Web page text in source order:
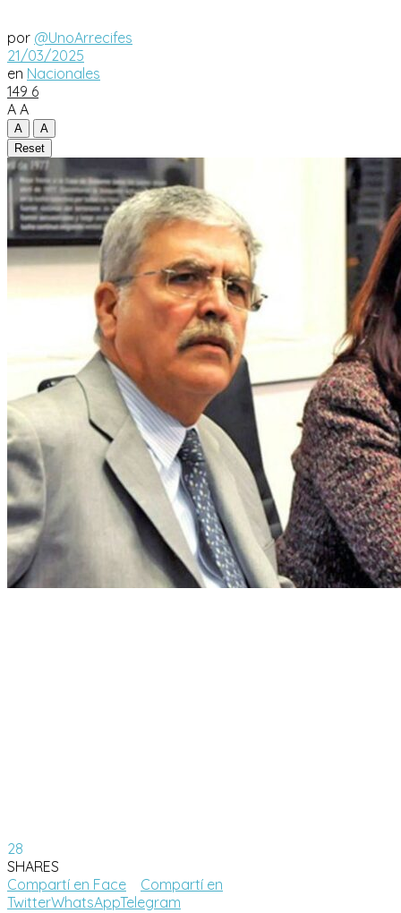
por @UnoArrecifes
21/03/2025
en Nacionales
149 6
A A
A
A
Reset
28
SHARES
Compartí en Face
Compartí en
TwitterWhatsAppTelegram